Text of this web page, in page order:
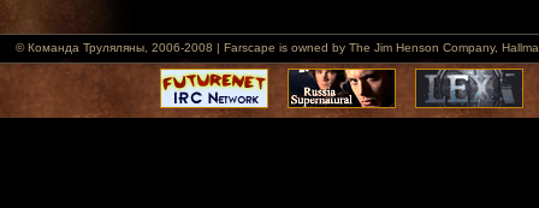
© Команда Труляляны, 2006-2008 | Farscape is owned by The Jim Henson Company,